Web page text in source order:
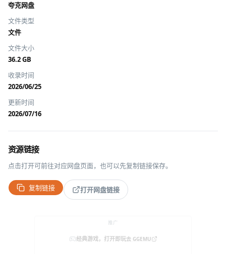
夸克网盘
文件类型
文件
文件大小
36.2 GB
收录时间
2026/06/25
更新时间
2026/07/16
资源链接
点击打开可前往对应网盘页面，也可以先复制链接保存。
复制链接 打开网盘链接
推广
经典游戏，打开即玩去 GGEMU